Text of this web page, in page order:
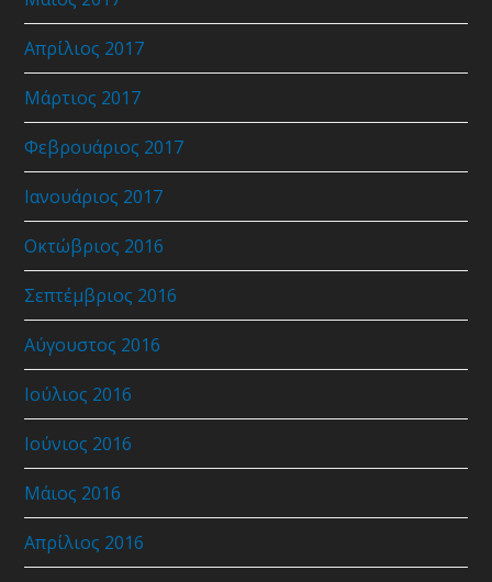
Απρίλιος 2017
Μάρτιος 2017
Φεβρουάριος 2017
Ιανουάριος 2017
Οκτώβριος 2016
Σεπτέμβριος 2016
Αύγουστος 2016
Ιούλιος 2016
Ιούνιος 2016
Μάιος 2016
Απρίλιος 2016